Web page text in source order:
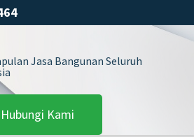
Jasa Bangunan Seluruh
Hubungi Kami